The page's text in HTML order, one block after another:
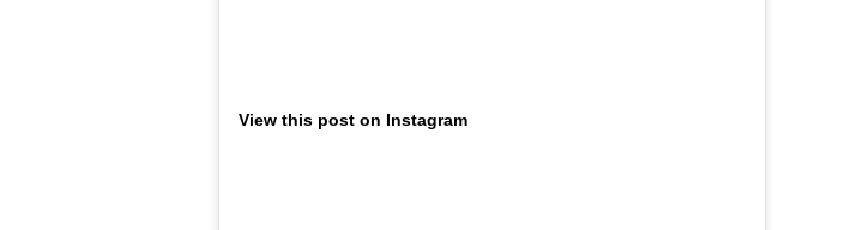
View this post on Instagram